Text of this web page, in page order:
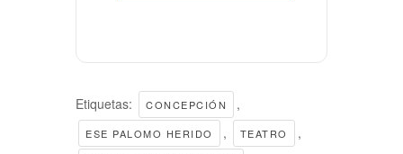
Etiquetas: CONCEPCIÓN ,
ESE PALOMO HERIDO , TEATRO ,